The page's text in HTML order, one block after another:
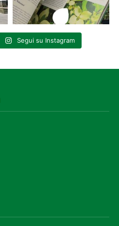
Segui su Instagram